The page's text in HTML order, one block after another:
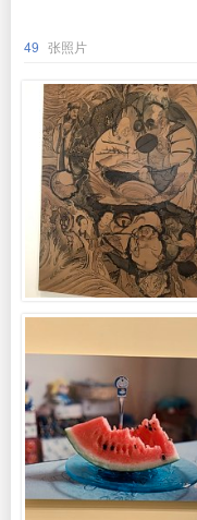
49 张照片